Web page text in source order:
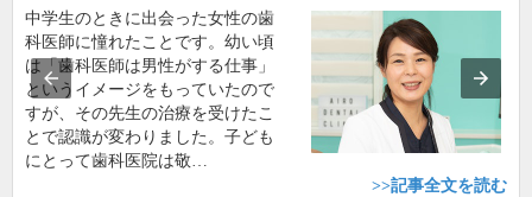
中学生のときに出会った女性の歯
科医師に憧れたことです。幼い頃
は「歯科医師は男性がする仕事」
というイメージをもっていたので
すが、その先生の治療を受けたこ
とで認識が変わりました。子ども
にとって歯科医院は敬…
>>記事全文を読む